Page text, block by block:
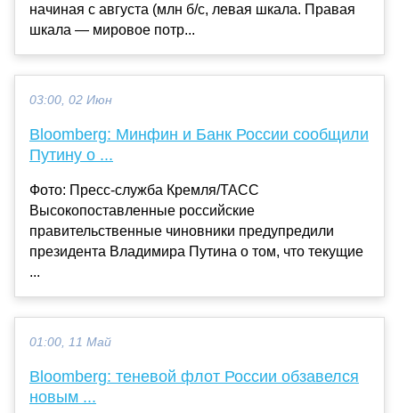
начиная с августа (млн б/с, левая шкала. Правая
шкала — мировое потр...
03:00, 02 Июн
Bloomberg: Минфин и Банк России сообщили
Путину о ...
Фото: Пресс-служба Кремля/ТАСС
Высокопоставленные российские
правительственные чиновники предупредили
президента Владимира Путина о том, что текущие
...
01:00, 11 Май
Bloomberg: теневой флот России обзавелся
новым ...